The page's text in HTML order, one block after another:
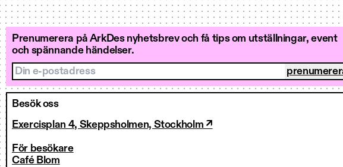
Prenumerera på ArkDes nyhetsbrev och få tips om utställningar, event
och spännande händelser.
Din e-postadress
Besök oss
Exercisplan 4, Skeppsholmen, Stockholm ↗
För besökare
Café Blom